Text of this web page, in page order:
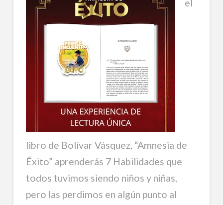
el
libro de Bolívar Vásquez, “Amnesia de
Éxito” aprenderás 7 Habilidades que
todos tuvimos siendo niños y niñas,
pero las perdimos en algún punto al